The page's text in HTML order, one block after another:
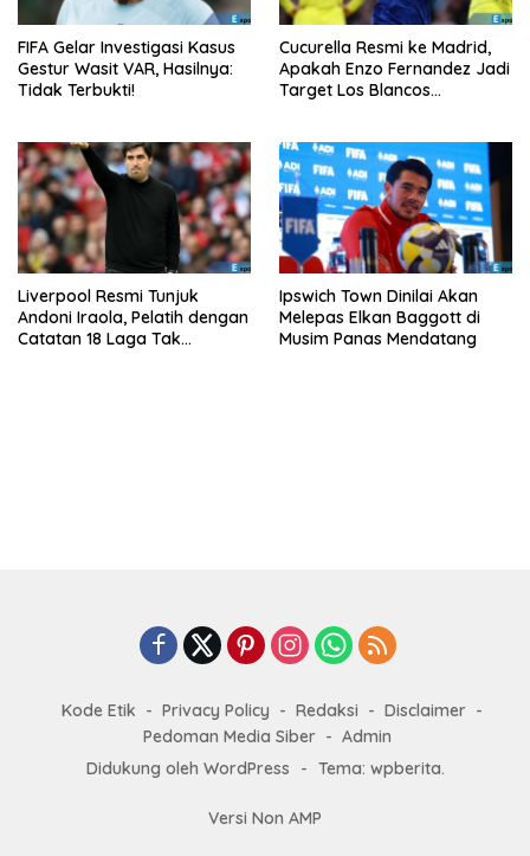
FIFA Gelar Investigasi Kasus
Gestur Wasit VAR, Hasilnya:
Tidak Terbukti!
Cucurella Resmi ke Madrid,
Apakah Enzo Fernandez Jadi
Target Los Blancos
Liverpool Resmi Tunjuk
Andoni Iraola, Pelatih dengan
Catatan 18 Laga Tak
Ipswich Town Dinilai Akan
Melepas Elkan Baggott di
Musim Panas Mendatang
Kode Etik Privacy Policy Redaksi
Disclaimer
Pedoman Media Siber
Admin
Didukung oleh WordPress
- Tema: wpberita.
Versi Non AMP